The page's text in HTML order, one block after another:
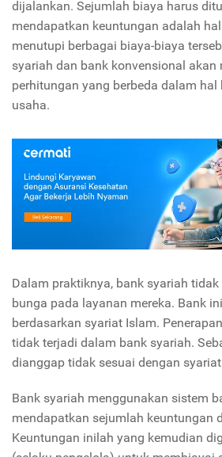
dijalankan. Sejumlah biaya harus
mendapatkan keuntungan adalah
menutupi berbagai biaya-biaya
syariah dan bank konvensional akan
perhitungan yang berbeda dalam
usaha.
Dalam praktiknya, bank syariah
bunga pada layanan mereka. Bank
berdasarkan syariat Islam.
tidak terjadi dalam bank syariah.
dianggap tidak sesuai dengan
Bank syariah menggunakan sistem
mendapatkan sejumlah keuntungan
Keuntungan inilah yang kemudian